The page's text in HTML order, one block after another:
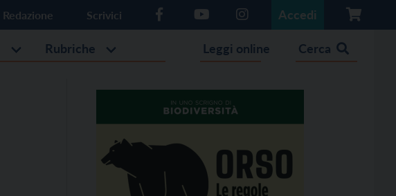
Redazione Scrivici Accedi
Rubriche Leggi online Cerca